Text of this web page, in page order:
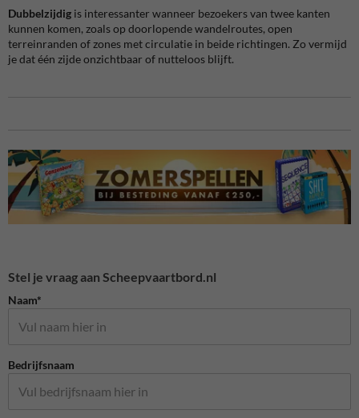
Dubbelzijdig is interessanter wanneer bezoekers van twee kanten
kunnen komen, zoals op doorlopende wandelroutes, open
terreinranden of zones met circulatie in beide richtingen. Zo vermijd
je dat één zijde onzichtbaar of nutteloos blijft.
Stel je vraag aan Scheepvaartbord.nl
Naam*
Bedrijfsnaam